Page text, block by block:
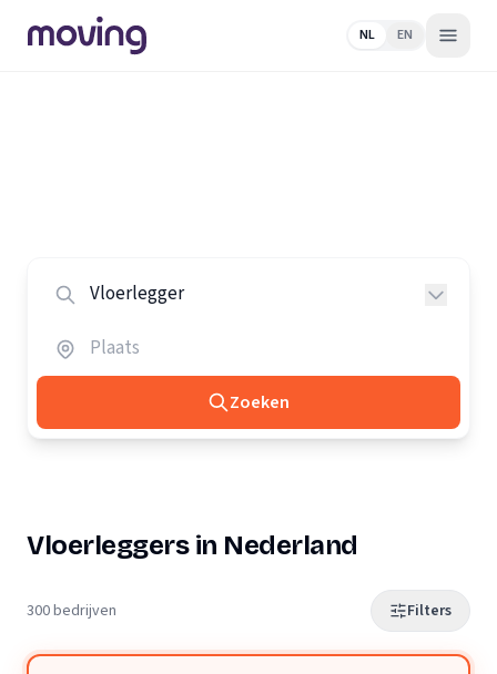
NL EN
Zoeken
Vloerleggers in Nederland
300 bedrijven Filters